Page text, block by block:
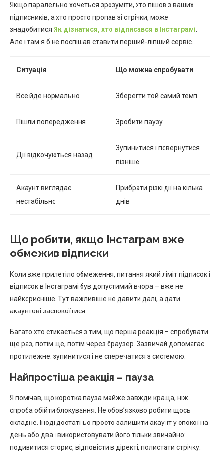
Якщо паралельно хочеться зрозуміти, хто пішов з ваших
підписників, а хто просто пропав зі стрічки, може
знадобитися Як дізнатися, хто відписався в Інстаграмі
Але і там я б не поспішав ставити перший-ліпший сервіс.
Ситуація Що можна спробувати
Все йде нормально Зберегти той самий темп
Пішли попередження Зробити паузу
Дії відкочуються назад
Зупинитися і повернутися
пізніше
Акаунт виглядає
нестабільно
Прибрати різкі дії на кілька
днів
Що робити, якщо Інстаграм вже
обмежив відписки
Коли вже прилетіло обмеження, питання який ліміт підписок і
відписок в Інстаграмі був допустимий вчора – вже не
найкорисніше. Тут важливіше не давити далі, а дати
акаунтові заспокоїтися.
Багато хто стикається з тим, що перша реакція – спробувати
ще раз, потім ще, потім через браузер. Зазвичай допомагає
протилежне: зупинитися і не сперечатися з системою.
Найпростіша реакція – пауза
Я помічав, що коротка пауза майже завжди краща, ніж
спроба обійти блокування. Не обов’язково робити щось
складне. Іноді достатньо просто залишити акаунт у спокої на
день або два і використовувати його тільки звичайно:
подивитися сторис, відповісти в діректі, полистати стрічку.